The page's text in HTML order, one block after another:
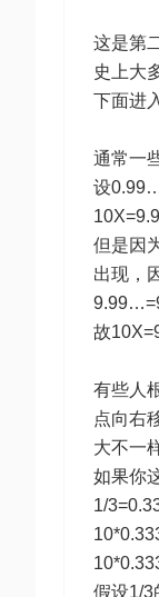
这是第
史上大
下面进
通常一
设
但是因
出现，
故
有些人
点向右
大不一
如果你
1/
假设1/3